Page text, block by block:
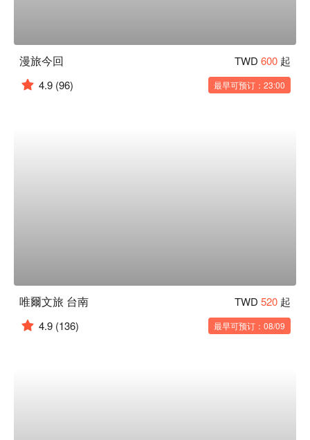
漫旅今回 TWD 600 起
4.9 (96) 最早可预订：23:00
唯爾文旅 台南 TWD 520 起
4.9 (136) 最早可预订：08/09